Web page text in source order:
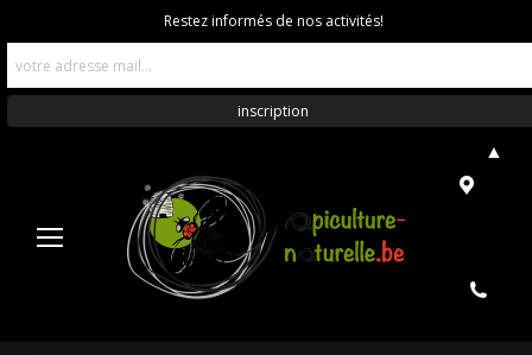
Restez informés de nos activités!
▲